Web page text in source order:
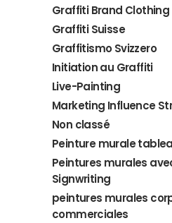
Graffiti Brand
Graffiti Suisse
Graffitismo Svizzero
Initiation au Graffiti
Live-Painting
Marketing Influence
Non classé
Peinture murale
Peintures murales
Signwriting
peintures murales
commerciales